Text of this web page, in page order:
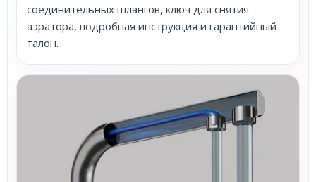
соединительных шлангов, ключ для снятия
аэратора, подробная инструкция и гарантийный
талон.